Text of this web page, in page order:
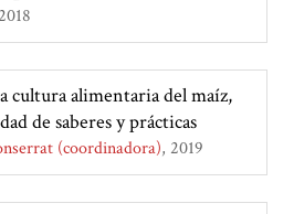
2018
cultura alimentaria del maíz,
de saberes y prácticas
(coordinadora) 2019